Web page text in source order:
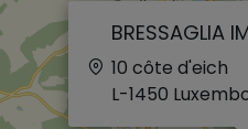
BRESSAGLIA
10 côte d'eich
L-1450